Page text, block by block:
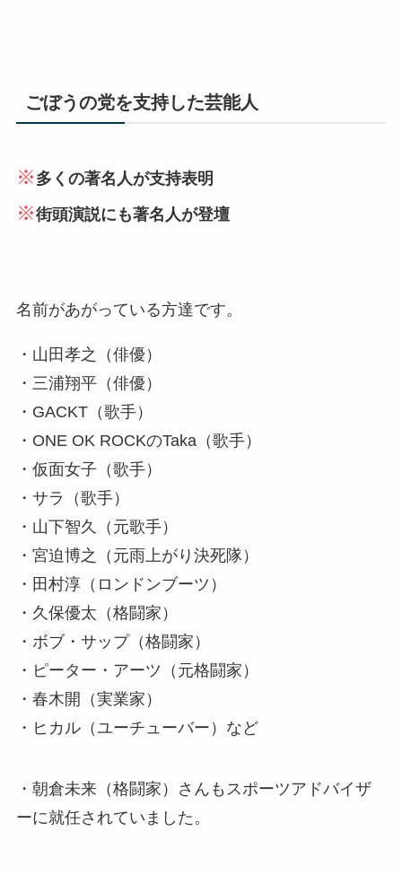
ごぼうの党を支持した芸能人
※ 多くの著名人が支持表明
※街頭演説にも著名人が登壇
名前があがっている方達です。
・山田孝之（俳優）
・三浦翔平（俳優）
・GACKT（歌手）
・ONE OK ROCKのTaka（歌手）
・仮面女子（歌手）
・サラ（歌手）
・山下智久（元歌手）
・宮迫博之（元雨上がり決死隊）
・田村淳（ロンドンブーツ）
・久保優太（格闘家）
・ボブ・サップ（格闘家）
・ピーター・アーツ（元格闘家）
・春木開（実業家）
・ヒカル（ユーチューバー）など
・朝倉未来（格闘家）さんもスポーツアドバイザ
ーに就任されていました。